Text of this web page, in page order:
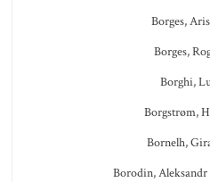
Borges,
Borges,
Borghi,
Borgstrøm,
Bornelh,
Borodin,